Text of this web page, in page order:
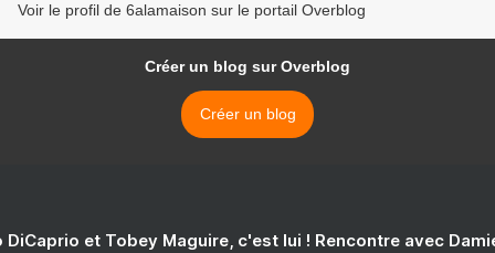
Voir le profil de 6alamaison sur le portail Overblog
Créer un blog sur Overblog
Créer un blog
DiCaprio et Tobey Maguire, c'est lui ! Rencontre avec